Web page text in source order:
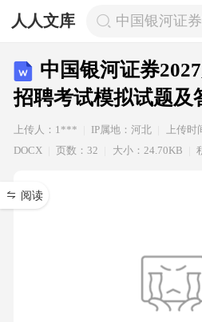
人人文库 中国银河证
中国银河证券
招聘考试模拟试题及
上传人：1*** IP属地：河北 上传
DOCX
页数：32 大小：24.70KB
阅读